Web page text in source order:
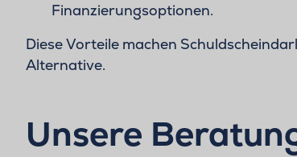
Finanzierungsoptionen.
Diese Vorteile machen
Alternative.
Unsere